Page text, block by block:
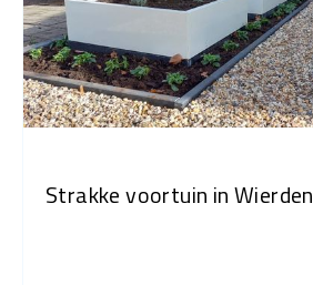
Strakke voortuin in Wierden